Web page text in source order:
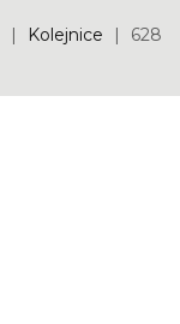
| Kolejnice | 628